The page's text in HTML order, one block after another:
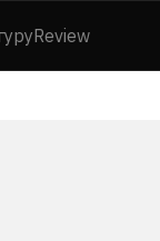
Review